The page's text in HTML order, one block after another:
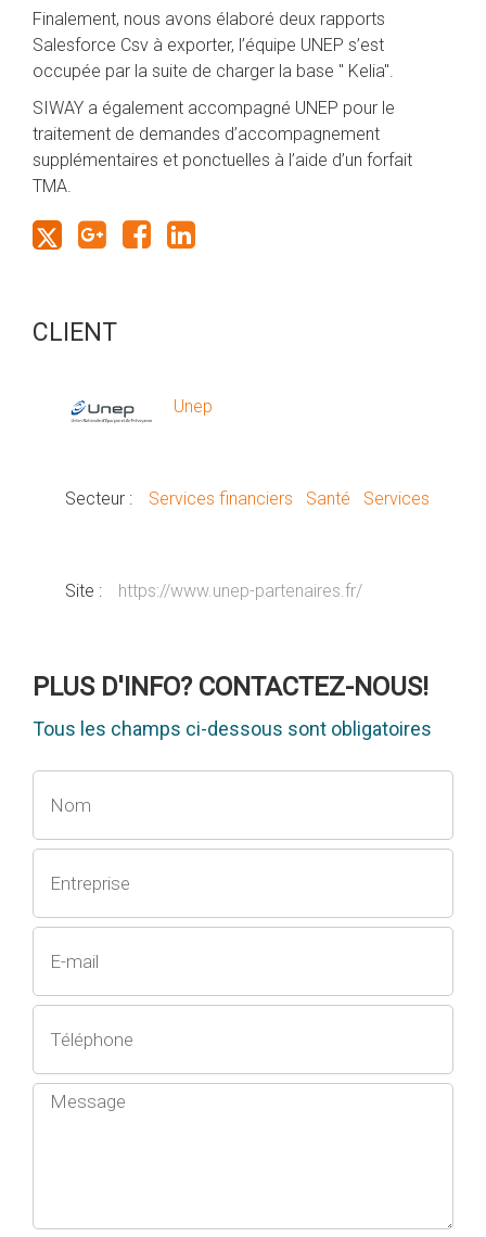
Finalement, nous avons élaboré deux rapports
Salesforce Csv à exporter, l’équipe UNEP s’est
occupée par la suite de charger la base " Kelia".
SIWAY a également accompagné UNEP pour le
traitement de demandes d’accompagnement
supplémentaires et ponctuelles à l’aide d’un forfait
TMA.
CLIENT
Unep
Secteur : Services financiers Santé Services
Site : https://www.unep-partenaires.fr/
PLUS D'INFO? CONTACTEZ-NOUS!
Tous les champs ci-dessous sont obligatoires